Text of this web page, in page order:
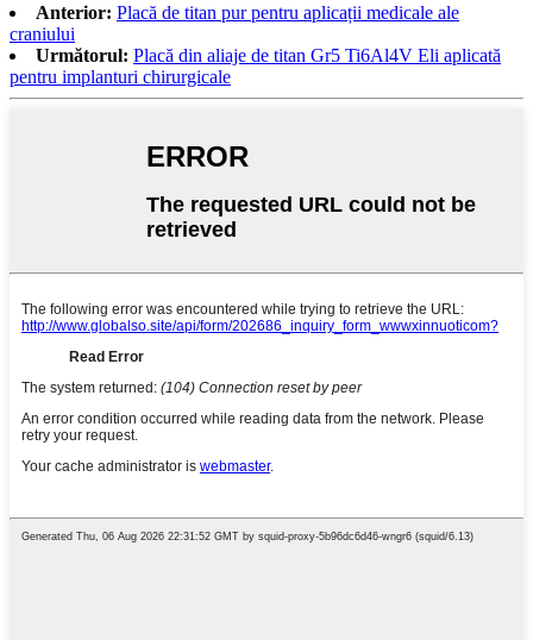
Anterior: Placă de titan pur pentru aplicații medicale ale
craniului
Următorul: Placă din aliaje de titan Gr5 Ti6Al4V Eli aplicată
pentru implanturi chirurgicale